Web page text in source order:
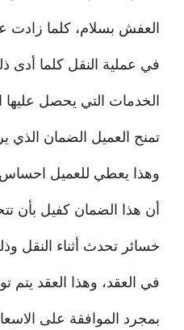
العفش بسلام، كلما زادت
في عملية النقل كلما أدى
الخدمات التي يحصل عليها
تمنح العميل الضمان الذي
وهذا يعطي للعميل احساس
أن هذا الضمان كفيل بأن
خسائر تحدث أثناء النقل
في العقد، وهذا العقد يتم
بمجرد الموافقة على